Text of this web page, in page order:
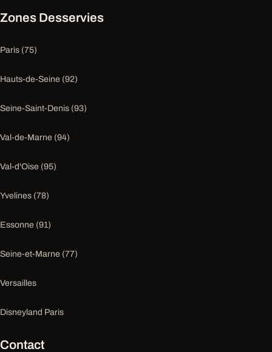
Zones Desservies
Paris (75)
Hauts-de-Seine (92)
Seine-Saint-Denis (93)
Val-de-Marne (94)
Val-d'Oise (95)
Yvelines (78)
Essonne (91)
Seine-et-Marne (77)
Versailles
Disneyland Paris
Contact